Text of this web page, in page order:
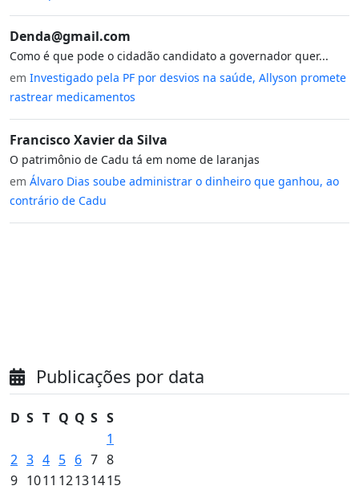
Denda@gmail.com
Como é que pode o cidadão candidato a governador quer...
em Investigado pela PF por desvios na saúde, Allyson promete
rastrear medicamentos
Francisco Xavier da Silva
O patrimônio de Cadu tá em nome de laranjas
em Álvaro Dias soube administrar o dinheiro que ganhou, ao
contrário de Cadu
Publicações por data
D S T Q Q S S
1
2 3 4 5 6 7 8
9 1011 12131415